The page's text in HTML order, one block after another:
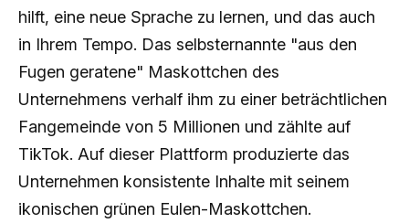
hilft, eine neue Sprache zu lernen, und das auch
in Ihrem Tempo. Das selbsternannte "aus den
Fugen geratene" Maskottchen des
Unternehmens verhalf ihm zu einer beträchtlichen
Fangemeinde von 5 Millionen und zählte auf
TikTok. Auf dieser Plattform produzierte das
Unternehmen konsistente Inhalte mit seinem
ikonischen grünen Eulen-Maskottchen.